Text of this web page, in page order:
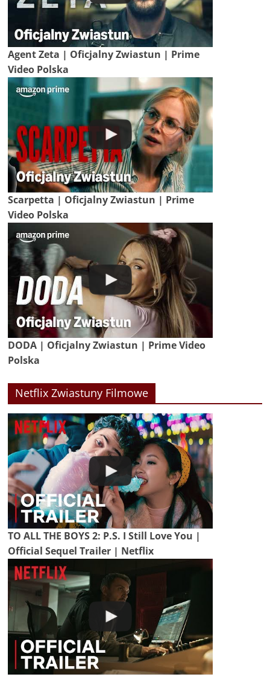
Agent Zeta | Oficjalny Zwiastun | Prime
Video Polska
Scarpetta | Oficjalny Zwiastun | Prime
Video Polska
DODA | Oficjalny Zwiastun | Prime Video
Polska
Netflix Zwiastuny Filmowe
TO ALL THE BOYS 2: P.S. I Still Love You |
Official Sequel Trailer | Netflix